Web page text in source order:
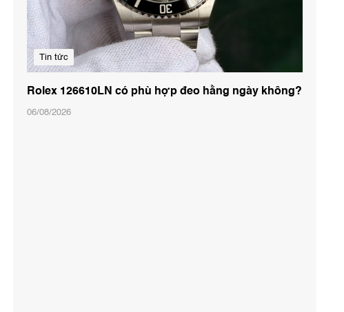
Tin tức
Rolex 126610LN có phù hợp đeo hằng ngày không?
06/08/2026